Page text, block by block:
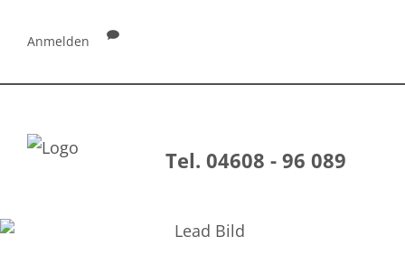
Anmelden
Tel. 04608 - 96 089